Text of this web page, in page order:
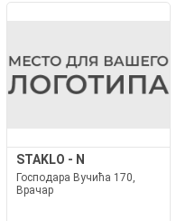
STAKLO - N
Господара Вучића 170,
Врачар